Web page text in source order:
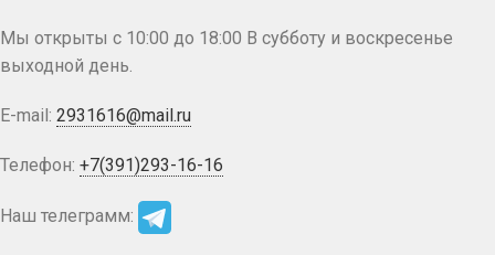
Мы открыты с 10:00 до 18:00 В субботу и воскресенье
выходной день.
E-mail: 2931616@mail.ru
Телефон: +7(391)293-16-16
Наш телеграмм: